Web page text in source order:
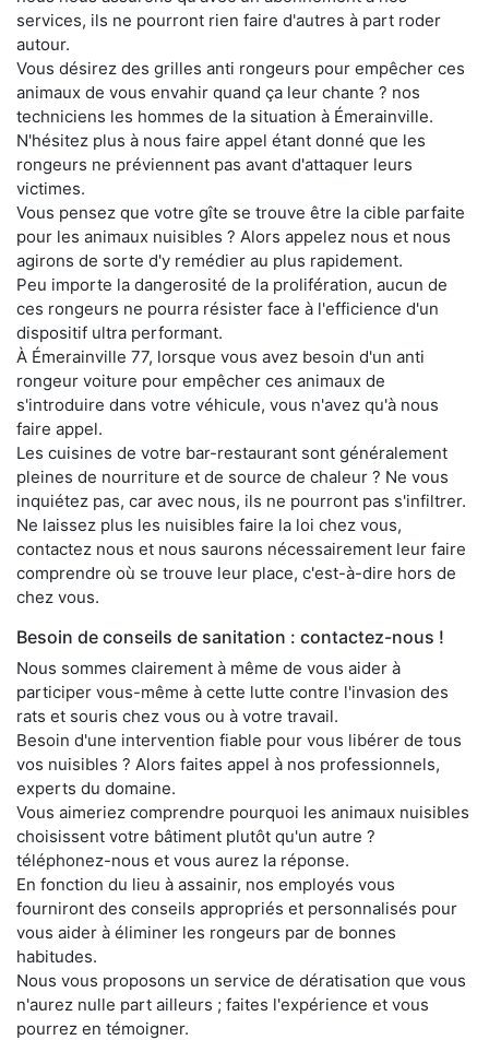
services, ils ne pourront rien faire d'autres à part roder
autour.
Vous désirez des grilles anti rongeurs pour empêcher ces
animaux de vous envahir quand ça leur chante ? nos
techniciens les hommes de la situation à Émerainville.
N'hésitez plus à nous faire appel étant donné que les
rongeurs ne préviennent pas avant d'attaquer leurs
victimes.
Vous pensez que votre gîte se trouve être la cible parfaite
pour les animaux nuisibles ? Alors appelez nous et nous
agirons de sorte d'y remédier au plus rapidement.
Peu importe la dangerosité de la prolifération, aucun de
ces rongeurs ne pourra résister face à l'efficience d'un
dispositif ultra performant.
À Émerainville 77, lorsque vous avez besoin d'un anti
rongeur voiture pour empêcher ces animaux de
s'introduire dans votre véhicule, vous n'avez qu'à nous
faire appel.
Les cuisines de votre bar-restaurant sont généralement
pleines de nourriture et de source de chaleur ? Ne vous
inquiétez pas, car avec nous, ils ne pourront pas s'infiltrer.
Ne laissez plus les nuisibles faire la loi chez vous,
contactez nous et nous saurons nécessairement leur faire
comprendre où se trouve leur place, c'est-à-dire hors de
chez vous.
Besoin de conseils de sanitation : contactez-nous !
Nous sommes clairement à même de vous aider à
participer vous-même à cette lutte contre l'invasion des
rats et souris chez vous ou à votre travail.
Besoin d'une intervention fiable pour vous libérer de tous
vos nuisibles ? Alors faites appel à nos professionnels,
experts du domaine.
Vous aimeriez comprendre pourquoi les animaux nuisibles
choisissent votre bâtiment plutôt qu'un autre ?
téléphonez-nous et vous aurez la réponse.
En fonction du lieu à assainir, nos employés vous
fourniront des conseils appropriés et personnalisés pour
vous aider à éliminer les rongeurs par de bonnes
habitudes.
Nous vous proposons un service de dératisation que vous
n'aurez nulle part ailleurs ; faites l'expérience et vous
pourrez en témoigner.